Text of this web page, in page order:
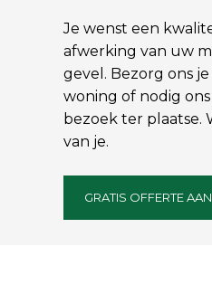
Je wenst een
afwerking van uw
gevel. Bezorg ons
woning of nodig
bezoek ter plaatse.
van je.
GRATIS OFFERTE